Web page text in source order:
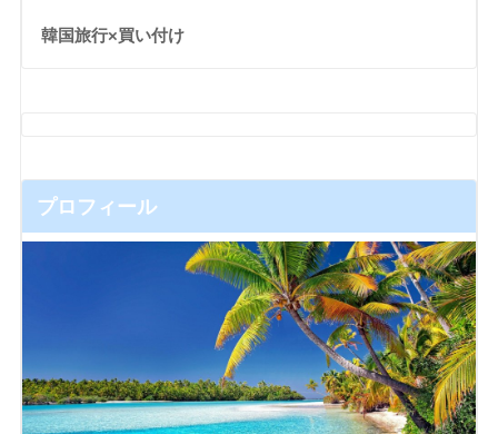
韓国旅行×買い付け
プロフィール